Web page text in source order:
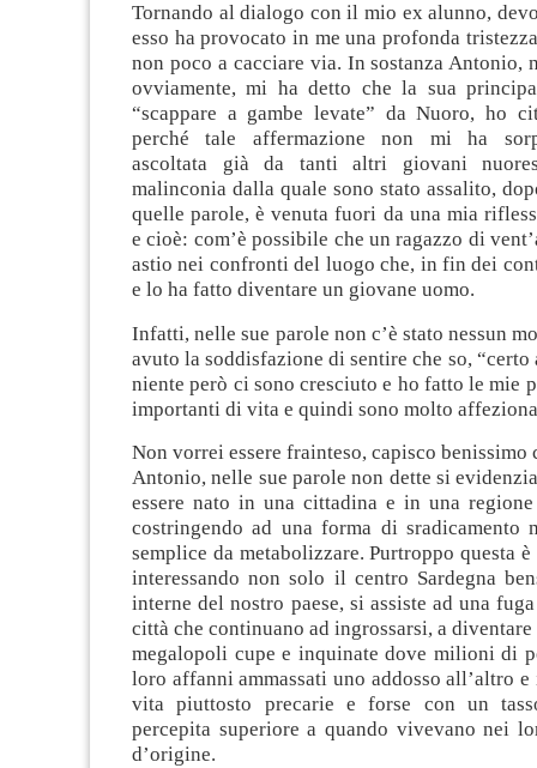
Tornando al dialogo con il mio ex alunno,
esso ha provocato in me una profonda
non poco a cacciare via. In sostanza Antonio,
ovviamente, mi ha detto che la sua
“scappare a gambe levate” da Nuoro, ho
perché tale affermazione non mi ha
ascoltata già da tanti altri giovani
malinconia dalla quale sono stato assalito,
quelle parole, è venuta fuori da una mia
e cioè: com’è possibile che un ragazzo di
astio nei confronti del luogo che, in fin dei
e lo ha fatto diventare un giovane uomo.
Infatti, nelle sue parole non c’è stato nessun
avuto la soddisfazione di sentire che so, “certo
niente però ci sono cresciuto e ho fatto le mie
importanti di vita e quindi sono molto
Non vorrei essere frainteso, capisco benissimo
Antonio, nelle sue parole non dette si
essere nato in una cittadina e in una
costringendo ad una forma di sradicamento
semplice da metabolizzare. Purtroppo questa
interessando non solo il centro Sardegna
interne del nostro paese, si assiste ad una
città che continuano ad ingrossarsi, a
megalopoli cupe e inquinate dove milioni di
loro affanni ammassati uno addosso all’altro
vita piuttosto precarie e forse con un
percepita superiore a quando vivevano nei
d’origine.